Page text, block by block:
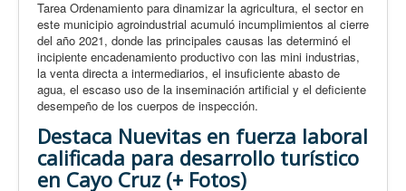
Tarea Ordenamiento para dinamizar la agricultura, el sector en
este municipio agroindustrial acumuló incumplimientos al cierre
del año 2021, donde las principales causas las determinó el
incipiente encadenamiento productivo con las mini industrias,
la venta directa a intermediarios, el insuficiente abasto de
agua, el escaso uso de la inseminación artificial y el deficiente
desempeño de los cuerpos de inspección.
Destaca Nuevitas en fuerza laboral
calificada para desarrollo turístico
en Cayo Cruz (+ Fotos)